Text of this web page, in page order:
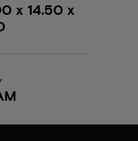
x 14.50 x